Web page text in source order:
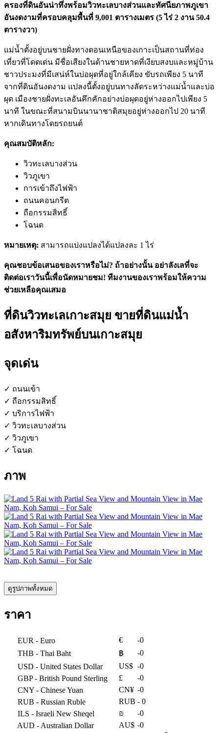
ครองที่ดินอันน่าทึ่งพร้อมวิวทะเลบางส่วนและทัศนียภาพภูเขา
อันงดงามที่ครอบคลุมพื้นที่ 9,001 ตารางเมตร (5 ไร่ 2 งาน 50.4
ตารางวา)
แม่น้ำตั้งอยู่บนชายฝั่งทางตอนเหนือของเกาะเป็นสถานที่ท่อง
เที่ยวที่โดดเด่น มีชื่อเสียงในด้านชายหาดที่เงียบสงบและหมู่บ้าน
ชาวประมงที่มีเสน่ห์ในบ่อผุดที่อยู่ใกล้เคียง ขับรถเพียง 5 นาที
จากที่ดินอันงดงาม แปลงนี้ตั้งอยู่บนทางลัดระหว่างแม่น้ำและบ่อ
ผุด เมืองชายฝั่งทะเลอันคึกคักอย่างบ่อผุดอยู่ห่างออกไปเพียง 5
นาที ในขณะที่สนามบินนานาชาติสมุยอยู่ห่างออกไป 20 นาที
หากเดินทางโดยรถยนต์
คุณสมบัติหลัก:
วิวทะเลบางส่วน
วิวภูเขา
การเข้าถึงไฟฟ้า
ถนนคอนกรีต
ถือกรรมสิทธิ์
โฉนด
หมายเหตุ: สามารถแบ่งแปลงได้แปลงละ 1 ไร่
คุณชอบข้อเสนอของเราหรือไม่? ถ้าอย่างนั้น อย่าลังเลที่จะ
ติดต่อเราวันนี้เพื่อนัดหมายชม! ทีมงานของเราพร้อมให้ความ
ช่วยเหลือคุณเสมอ
ที่ดินวิวทะเลเกาะสมุย ขายที่ดินแม่น้ำ
อสังหาริมทรัพย์บนเกาะสมุย
จุดเด่น
✓ ถนนเข้า
✓ ถือกรรมสิทธิ์
✓ บริการไฟฟ้า
✓ วิวทะเลบางส่วน
✓ วิวภูเขา
✓ โฉนด
ภาพ
ดูรูปภาพทั้งหมด
ราคา
EUR - Euro €
-0
THB - Thai Baht ฿
-0
USD - United States Dollar US$ -0
GBP- British Pound Sterling £
-0
CNY - Chinese Yuan CN¥ -0
RUB - Russian Ruble RUB - 0
ILS - Israeli New Sheqel ₪
-0
AUD - Australian Dollar AU$ -0